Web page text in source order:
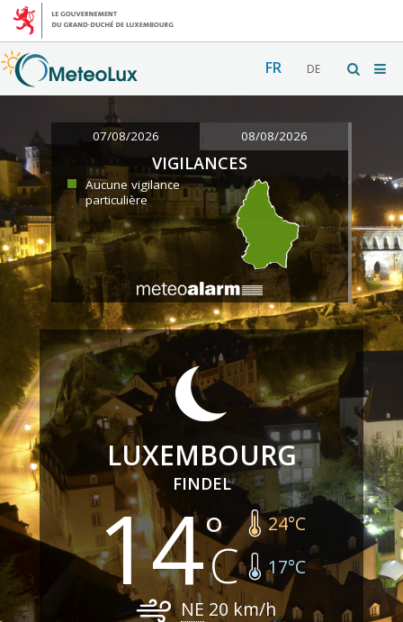
FR DE
07/08/2026 08/08/2026
VIGILANCES
Aucune vigilance
particulière
LUXEMBOURG
FINDEL
14 24°C
17°C
NE 20 km/h